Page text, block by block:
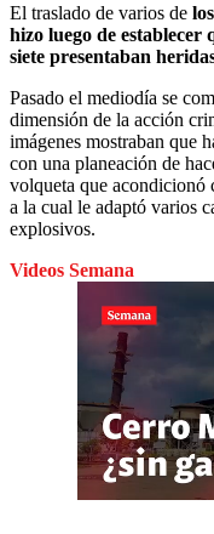
El traslado de varios de
hizo luego de establecer
siete presentaban
Pasado el mediodía se
dimensión de la acción
imágenes mostraban que
con una planeación de
volqueta que acondicionó
a la cual le adaptó varios
explosivos.
Videos Semana